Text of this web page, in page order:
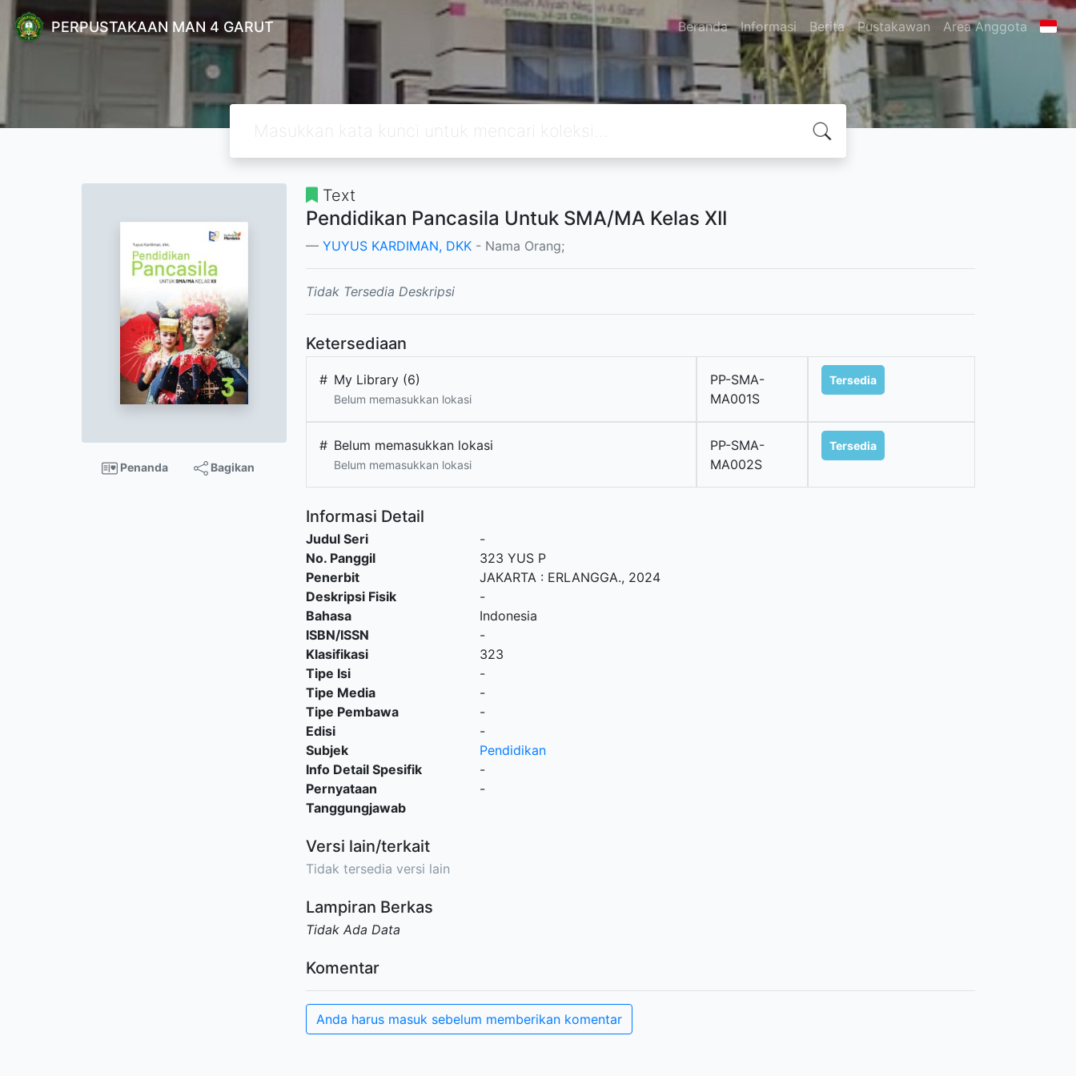
PERPUSTAKAAN MAN 4 GARUT Beranda Informasi Berita Pustakawan Area Anggota
Penanda Bagikan
Text
Pendidikan Pancasila Untuk SMA/MA Kelas XII
YUYUS KARDIMAN, DKK - Nama Orang;
Tidak Tersedia Deskripsi
Ketersediaan
# My Library (6)
Belum memasukkan lokasi
PP-SMA-
MA001S
Tersedia
# Belum memasukkan lokasi
Belum memasukkan lokasi
PP-SMA-
MA002S
Tersedia
Informasi Detail
Judul Seri
-
No. Panggil
323 YUS P
Penerbit
JAKARTA: ERLANGGA., 2024
Deskripsi Fisik
-
Bahasa
Indonesia
ISBN/ISSN
-
Klasifikasi
323
Tipe Isi
-
Tipe Media
-
Tipe Pembawa
-
Edisi
-
Subjek
Pendidikan
Info Detail Spesifik
-
Pernyataan
Tanggungjawab
-
Versi lain/terkait
Tidak tersedia versi lain
Lampiran Berkas
Tidak Ada Data
Komentar
Anda harus masuk sebelum memberikan komentar